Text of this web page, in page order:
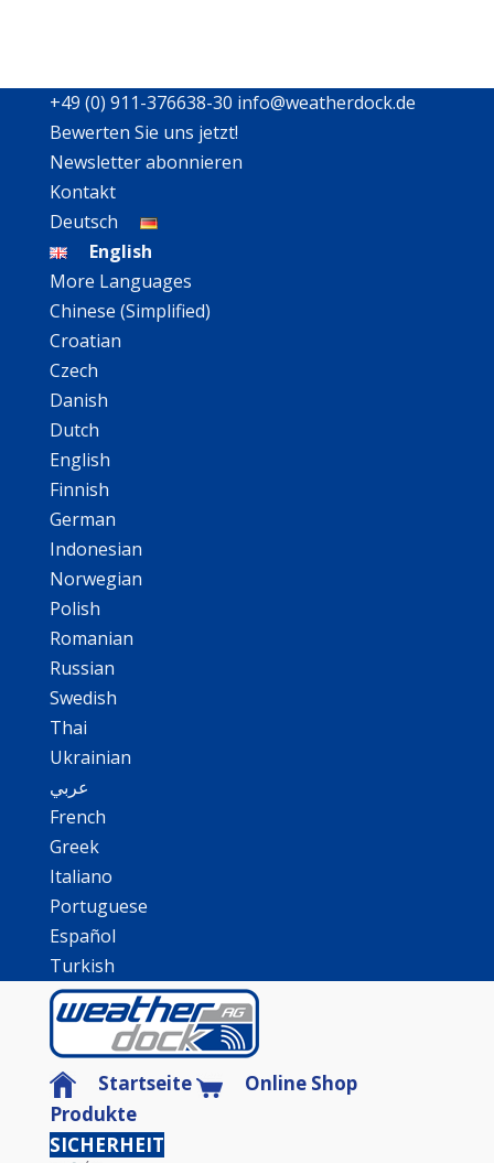
+49 (0) 911-376638-30 info@weatherdock.de
Bewerten Sie uns jetzt!
Newsletter abonnieren
Kontakt
Deutsch
English
More Languages
Chinese (Simplified)
Croatian
Czech
Danish
Dutch
English
Finnish
German
Indonesian
Norwegian
Polish
Romanian
Russian
Swedish
Thai
Ukrainian
عربي
French
Greek
Italiano
Portuguese
Español
Turkish
Startseite
Online Shop
Produkte
SICHERHEIT